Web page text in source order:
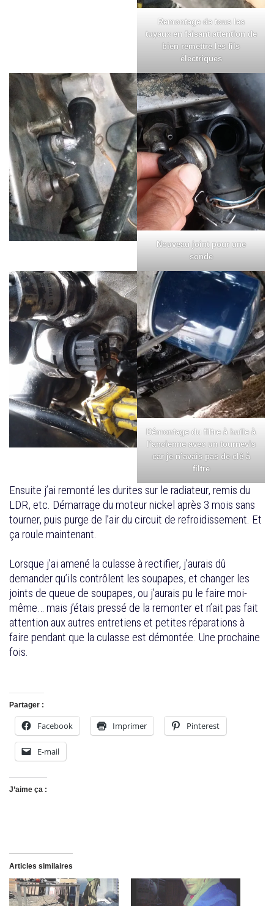
Remontage de tous les
tuyaux en faisant attention de
bien remettre les fils
électriques
Nouveau joint pour une
sonde
Démontage du filtre à huile à
l’ancienne avec un tournevis
car je n’avais pas de clé à
filtre
Ensuite j’ai remonté les durites sur le radiateur, remis du
LDR, etc. Démarrage du moteur nickel après 3 mois sans
tourner, puis purge de l’air du circuit de refroidissement. Et
ça roule maintenant.
Lorsque j’ai amené la culasse à rectifier, j’aurais dû
demander qu’ils contrôlent les soupapes, et changer les
joints de queue de soupapes, ou j’aurais pu le faire moi-
même… mais j’étais pressé de la remonter et n’ait pas fait
attention aux autres entretiens et petites réparations à
faire pendant que la culasse est démontée. Une prochaine
fois.
Partager :
Facebook Imprimer Pinterest
E-mail
J’aime ça :
Articles similaires